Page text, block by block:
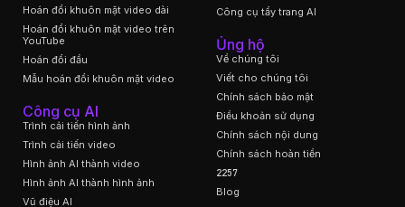
Hoán đổi khuôn mặt video dài
Hoán đổi khuôn mặt video trên
YouTube
Hoán đổi đầu
Mẫu hoán đổi khuôn mặt video
Công cụ AI
Trình cải tiến hình ảnh
Trình cải tiến video
Hình ảnh AI thành video
Hình ảnh AI thành hình ảnh
Vũ điệu AI
Công cụ tẩy trang AI
Ủng hộ
Về chúng tôi
Viết cho chúng tôi
Chính sách bảo mật
Điều khoản sử dụng
Chính sách nội dung
Chính sách hoàn tiền
2257
Blog